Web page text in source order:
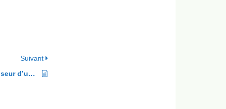
Suivant
DOUCE Roland (biologiste, professeur d’université)